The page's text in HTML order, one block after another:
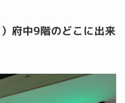
府中9階のどこに出来